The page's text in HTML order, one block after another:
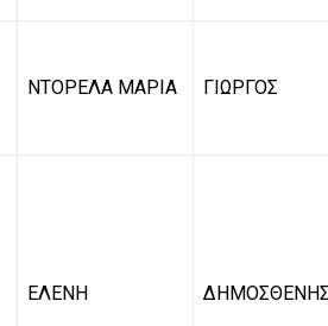
ΝΤΟΡΕΛΑ ΜΑΡΙΑ ΓΙΩΡΓΟΣ
ΕΛΕΝΗ